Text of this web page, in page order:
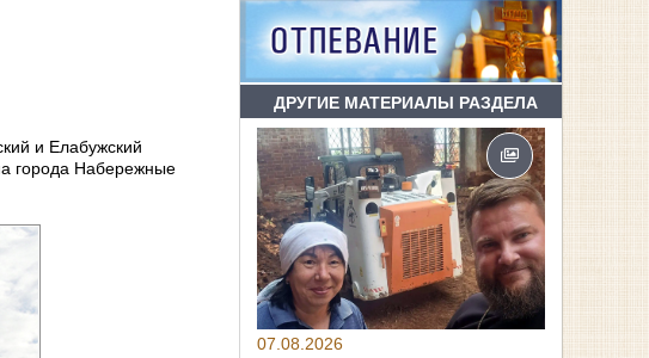
и Елабужский
города Набережные
ДРУГИЕ МАТЕРИАЛЫ РАЗДЕЛА
07.08.2026